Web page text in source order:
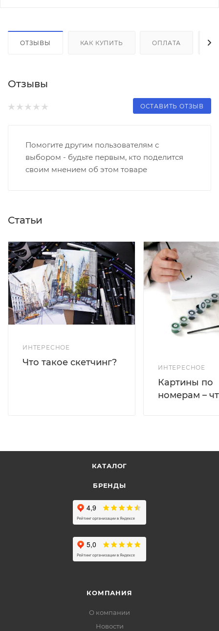
ОТЗЫВЫ КАК КУПИТЬ ОПЛАТА
Отзывы
ОСТАВИТЬ ОТЗЫВ
Помогите другим пользователям с
выбором - будьте первым, кто поделится
своим мнением об этом товаре
Статьи
ИНТЕРЕСНОЕ
Что такое скетчинг?
ИНТЕРЕСНОЕ
Картины по
номерам –
КАТАЛОГ
БРЕНДЫ
КОМПАНИЯ
О компании
Новости